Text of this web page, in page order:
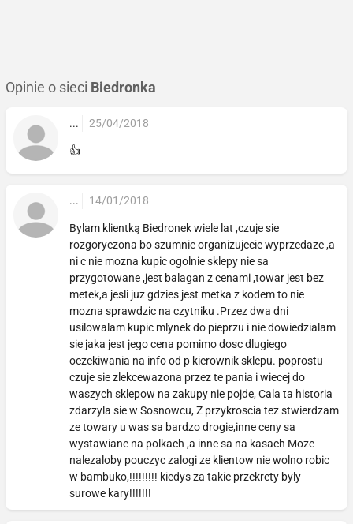
Opinie o sieci Biedronka
... 25/04/2018
👍
... 14/01/2018
Bylam klientką Biedronek wiele lat ,czuje sie
rozgoryczona bo szumnie organizujecie wyprzedaze ,a
ni c nie mozna kupic ogolnie sklepy nie sa
przygotowane ,jest balagan z cenami ,towar jest bez
metek,a jesli juz gdzies jest metka z kodem to nie
mozna sprawdzic na czytniku .Przez dwa dni
usilowalam kupic mlynek do pieprzu i nie dowiedzialam
sie jaka jest jego cena pomimo dosc dlugiego
oczekiwania na info od p kierownik sklepu. poprostu
czuje sie zlekcewazona przez te pania i wiecej do
waszych sklepow na zakupy nie pojde, Cala ta historia
zdarzyla sie w Sosnowcu, Z przykroscia tez stwierdzam
ze towary u was sa bardzo drogie,inne ceny sa
wystawiane na polkach ,a inne sa na kasach Moze
nalezaloby pouczyc zalogi ze klientow nie wolno robic
w bambuko,!!!!!!!!! kiedys za takie przekrety byly
surowe kary!!!!!!!